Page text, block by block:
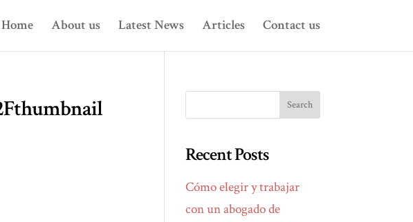
Home About us Latest News Articles Contact us
Recent Posts
Cómo elegir y trabajar
con un abogado de